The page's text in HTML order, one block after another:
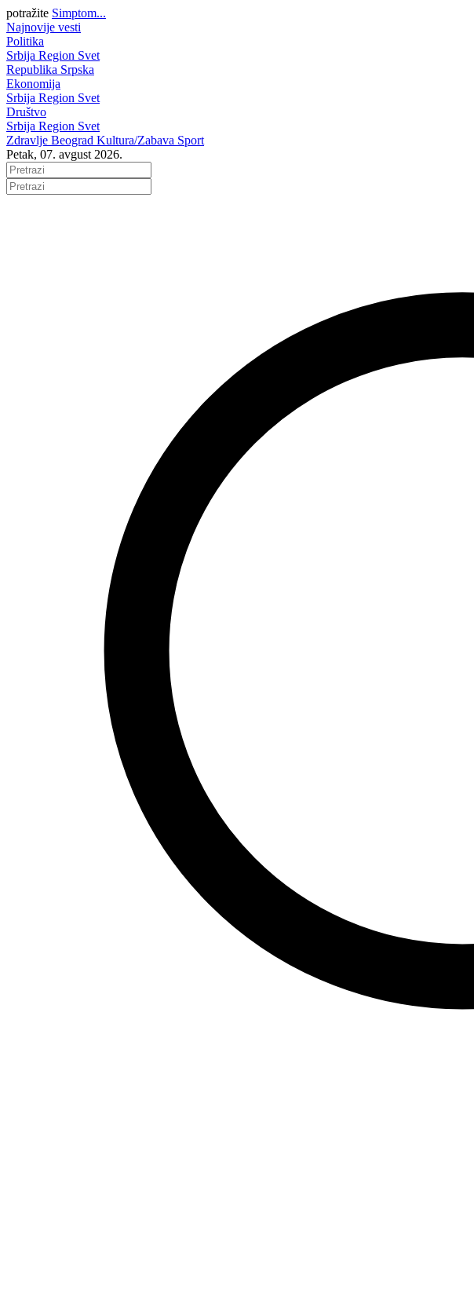
potražite Simptom...
Najnovije vesti
Politika
Srbija Region Svet
Republika Srpska
Ekonomija
Srbija Region Svet
Društvo
Srbija Region Svet
Zdravlje Beograd Kultura/Zabava Sport
Petak, 07. avgust 2026.